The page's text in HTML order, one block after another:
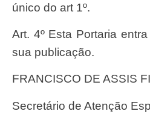
único do art 1º.
Art. 4º Esta Portaria entra em vigor na data de
sua publicação.
FRANCISCO DE ASSIS
Secretário de Atenção